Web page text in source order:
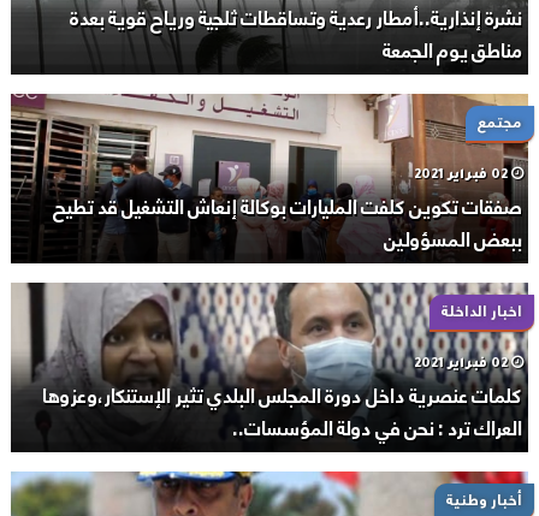
نشرة إنذارية..أمطار رعدية وتساقطات ثلجية ورياح قوية بعدة
مناطق يوم الجمعة
مجتمع
صفقات تكوين كلفت المليارات بوكالة إنعاش التشغيل قد تطيح
ببعض المسؤولين
اخبار الداخلة
02 فبراير 2021
كلمات عنصرية داخل دورة المجلس البلدي تثير الإستنكار،وعزوها
العراك ترد : نحن في دولة المؤسسات..
أخبار وطنية